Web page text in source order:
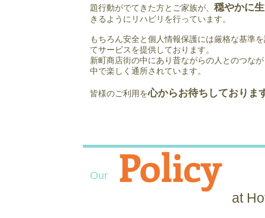
Policy
題行動がでてきた方とご家族が、 穏やかに
きるようにリハビリを行っています。
もちろん安全と個人情報保護には厳格な基準
てサービスを提供しております。
新町商店街の中にあり昔ながらの人とのつな
中で楽しく通所されています。
皆様のご利用を心からお待ちしておりま
Our​
at